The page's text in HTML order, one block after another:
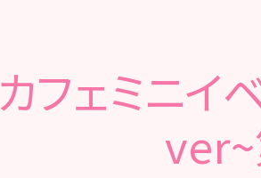
カフェミニイ
ver~